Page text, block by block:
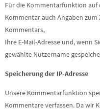
Für die Kommentarfunktion auf
Kommentar auch Angaben
Kommentars,
Ihre E-Mail-Adresse und, wenn
gewählte Nutzername
Speicherung der IP-Adresse
Unsere Kommentarfunktion
Kommentare verfassen. Da wir